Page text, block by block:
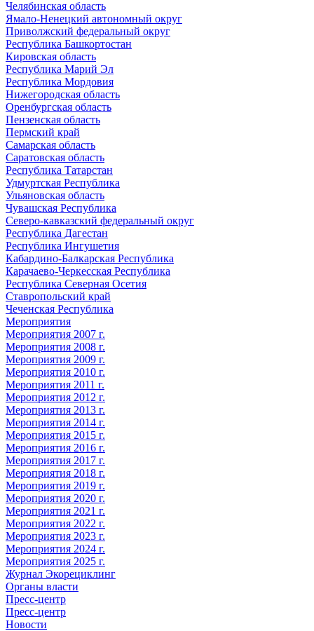
Челябинская область
Ямало-Ненецкий автономный округ
Приволжский федеральный округ
Республика Башкортостан
Кировская область
Республика Марий Эл
Республика Мордовия
Нижегородская область
Оренбургская область
Пензенская область
Пермский край
Самарская область
Саратовская область
Республика Татарстан
Удмуртская Республика
Ульяновская область
Чувашская Республика
Северо-кавказский федеральный округ
Республика Дагестан
Республика Ингушетия
Кабардино-Балкарская Республика
Карачаево-Черкесская Республика
Республика Северная Осетия
Ставропольский край
Чеченская Республика
Мероприятия
Мероприятия 2007 г.
Мероприятия 2008 г.
Мероприятия 2009 г.
Мероприятия 2010 г.
Мероприятия 2011 г.
Мероприятия 2012 г.
Мероприятия 2013 г.
Мероприятия 2014 г.
Мероприятия 2015 г.
Мероприятия 2016 г.
Мероприятия 2017 г.
Мероприятия 2018 г.
Мероприятия 2019 г.
Мероприятия 2020 г.
Мероприятия 2021 г.
Мероприятия 2022 г.
Мероприятия 2023 г.
Мероприятия 2024 г.
Мероприятия 2025 г.
Журнал Экорециклинг
Органы власти
Пресс-центр
Пресс-центр
Новости